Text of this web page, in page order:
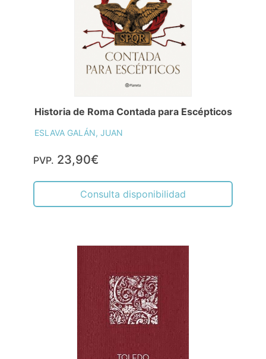
Historia de Roma Contada para Escépticos
ESLAVA GALÁN, JUAN
PVP. 23,90€
Consulta disponibilidad